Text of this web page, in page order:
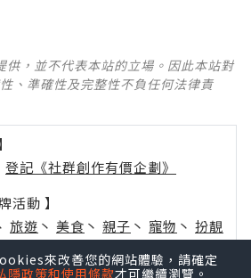
供，並不代表本站的立場。因此本站對
、準確性及完整性不負任何法律責
登記《社群創作有價企劃》
活動 】
旅遊 丶 美食 丶 親子 丶 寵物 丶 扮靚
來改善您的網站體驗，請確定
隱政策和使用條款才可繼續瀏覽。